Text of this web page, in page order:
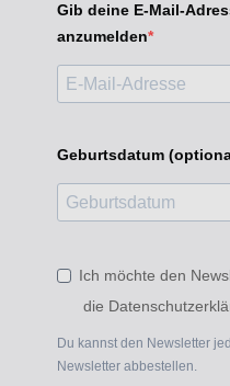
Gib deine E-Mail-
anzumelden
Geburtsdatum
Ich möchte den
die
Du kannst den Newsletter
Newsletter abbestellen.